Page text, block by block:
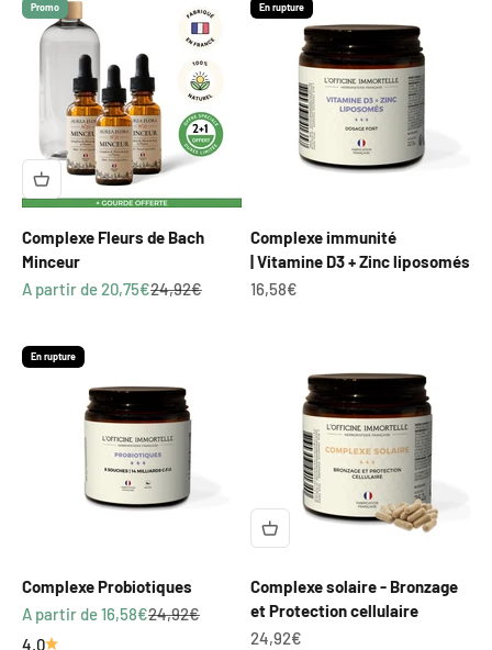
Promo
Complexe Fleurs de Bach
Minceur
Prix de vente
A partir de 20,75€Prix normal
24,92€
En rupture
Complexe immunité
| Vitamine D3 + Zinc liposomés
Prix de vente
16,58€
En rupture
Complexe Probiotiques
Prix de vente
A partir de 16,58€Prix normal
24,92€
4.0
Complexe solaire - Bronzage
et Protection cellulaire
Prix de vente
24,92€